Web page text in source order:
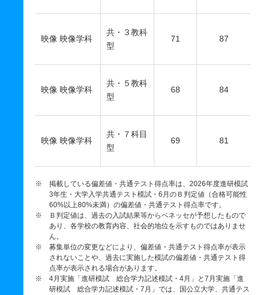
映像 映像学科
共・３教科
型
71 87
映像 映像学科
共・５教科
型
68 84
映像 映像学科
共・７科目
型
69 81
※ 掲載している偏差値・共通テスト得点率は、2026年度進研模試
3年生・大学入学共通テスト模試・6月のＢ判定値（合格可能性
60%以上80%未満）の偏差値・共通テスト得点率です。
※ Ｂ判定値は、過去の入試結果等からベネッセが予想したもので
あり、各学校の教育内容、社会的地位を示すものではありませ
ん。
※ 募集単位の変更などにより、偏差値・共通テスト得点率が表示
されないことや、過去に実施した模試の偏差値・共通テスト得
点率が表示される場合があります。
※ 4月実施「進研模試 総合学力記述模試・4月」と7月実施「進
研模試 総合学力記述模試・7月」では、国公立大学、共通テス